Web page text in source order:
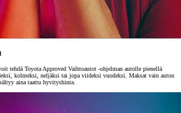
tehdä Toyota Approved Vaihtoautot -ohjelman autolle pienellä
kolmeksi, neljäksi tai jopa viideksi vuodeksi. Maksat vain auton
aina taattu hyvityshinta.